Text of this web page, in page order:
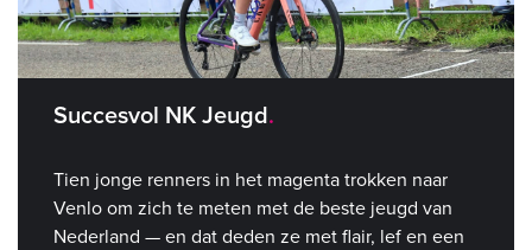
Succesvol NK Jeugd
Tien jonge renners in het magenta trokken naar
Venlo om zich te meten met de beste jeugd van
Nederland — en dat deden ze met flair, lef en een